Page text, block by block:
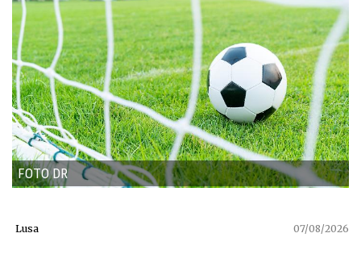
FOTO DR
Lusa 07/08/2026